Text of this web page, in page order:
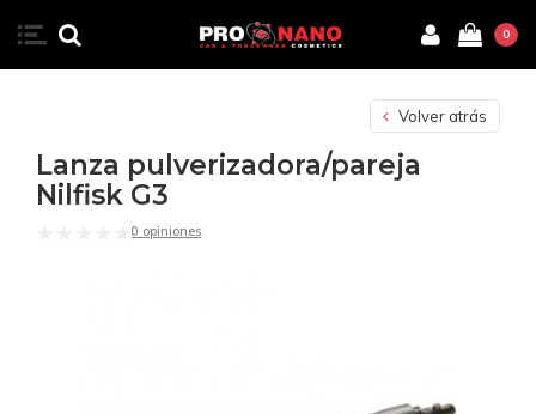
0
Volver atrás
Lanza pulverizadora/pareja
Nilfisk G3
0 opiniones